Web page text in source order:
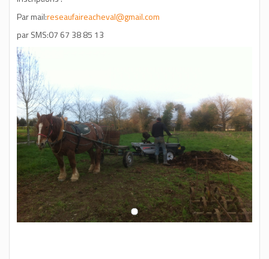
Par mail:reseaufaireacheval@gmail.com
par SMS:07 67 38 85 13